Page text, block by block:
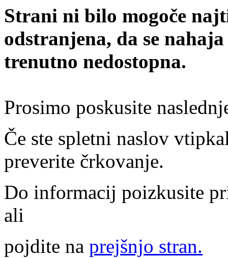
Strani ni bilo mogoče
odstranjena, da se
trenutno nedostopna.
Prosimo poskusite
Če ste spletni naslov
preverite črkovanje.
Do informacij poizkusite
ali
pojdite na prejšnjo stran.